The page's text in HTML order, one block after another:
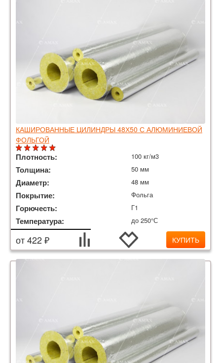
КАШИРОВАННЫЕ ЦИЛИНДРЫ 48Х50 С АЛЮМИНИЕВОЙ
ФОЛЬГОЙ
Плотность: 100 кг/м3
Толщина: 50 мм
Диаметр: 48 мм
Покрытие: Фольга
Горючесть: Г1
Температура: до 250°С
от 422 ₽ КУПИТЬ